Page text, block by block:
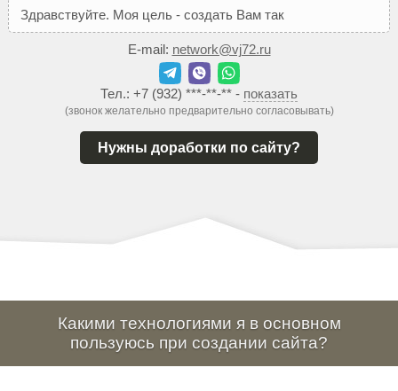
Здравствуйте. Моя цель - создать Вам тако
E-mail: network@vj72.ru
Тел.: +7 (932) ***-**-** - показать
(звонок желательно предварительно согласовывать)
Нужны доработки по сайту?
Какими технологиями я в основном
пользуюсь при создании сайта?